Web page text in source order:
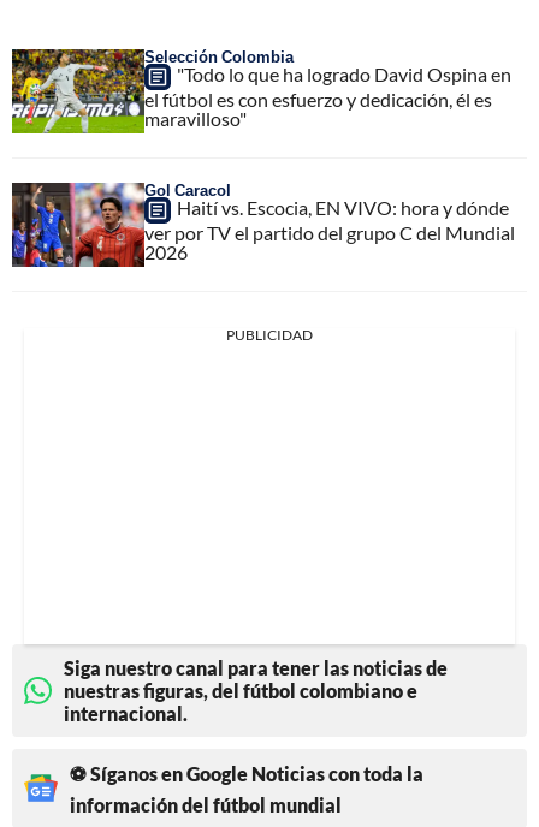
Selección Colombia
"Todo lo que ha logrado David Ospina en
el fútbol es con esfuerzo y dedicación, él es
maravilloso"
Gol Caracol
Haití vs. Escocia, EN VIVO: hora y dónde
ver por TV el partido del grupo C del Mundial
2026
PUBLICIDAD
Siga nuestro canal para tener las noticias de
nuestras figuras, del fútbol colombiano e
internacional.
⚽ Síganos en Google Noticias con toda la
información del fútbol mundial